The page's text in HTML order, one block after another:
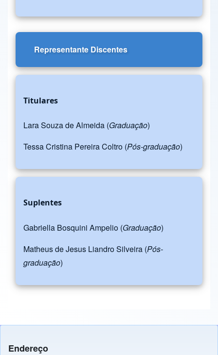
Representante Discentes
Titulares
Lara Souza de Almeida (Graduação)
Tessa Cristina Pereira Coltro (Pós-graduação)
Suplentes
Gabriella Bosquini Ampelio (Graduação)
Matheus de Jesus Liandro Silveira (Pós-
graduação)
Endereço